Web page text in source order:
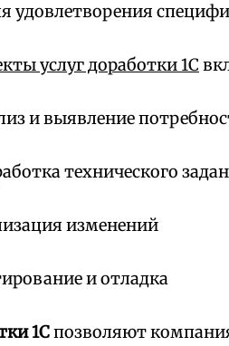
удовлетворения
услуг доработки 1С
и выявление
технического
изменений
и отладка
1Спозволяют